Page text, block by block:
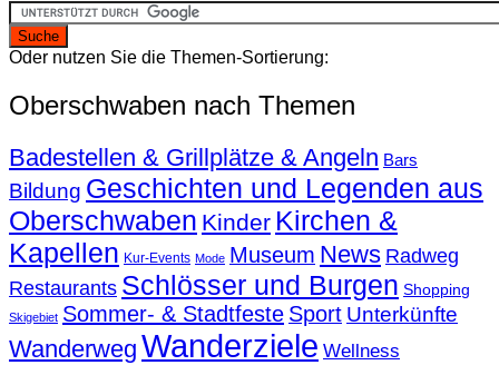
Oder nutzen Sie die Themen-Sortierung:
Oberschwaben nach Themen
Badestellen & Grillplätze & Angeln Bars
Bildung Geschichten und Legenden aus
Oberschwaben Kinder Kirchen &
Kapellen Kur-Events Mode Museum News Radweg
Restaurants Schlösser und Burgen Shopping
Skigebiet Sommer- & Stadtfeste Sport Unterkünfte
Wanderweg Wanderziele Wellness